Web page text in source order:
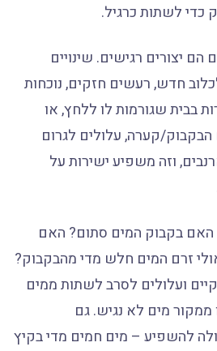
כדי לשתות כרגיל.
יצורים רגישים. שינויים
חדש, רעשים חזקים, נוכחות
בבית שגורמות לו ללחץ, או
הבקבוק/קערה, עלולים לגרום
וזה משפיע ישירות על
בקבוק המים סתום? האם
זרם המים חלש מדי מהבקבוק?
ועלולים לסרב לשתות ממים
ממקור מים לא נגיש. גם
להשפיע – מים חמים מדי בקיץ